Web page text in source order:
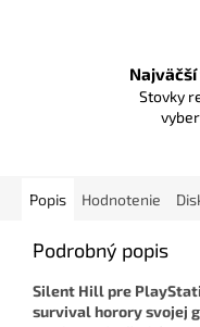
Stovky
Popis Hodnotenie
Podrobný popis
Silent Hill pre
survival horory svojej